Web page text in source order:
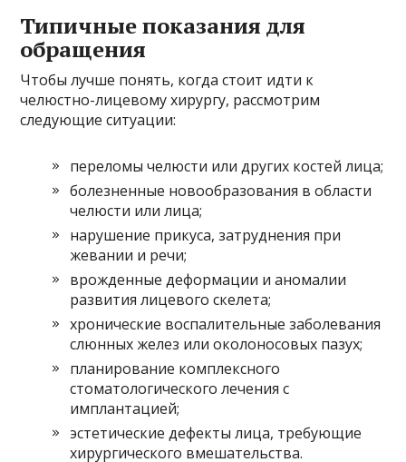
Типичные показания для
обращения
Чтобы лучше понять, когда стоит идти к
челюстно-лицевому хирургу, рассмотрим
следующие ситуации:
переломы челюсти или других костей лица;
болезненные новообразования в области
челюсти или лица;
нарушение прикуса, затруднения при
жевании и речи;
врожденные деформации и аномалии
развития лицевого скелета;
хронические воспалительные заболевания
слюнных желез или околоносовых пазух;
планирование комплексного
стоматологического лечения с
имплантацией;
эстетические дефекты лица, требующие
хирургического вмешательства.